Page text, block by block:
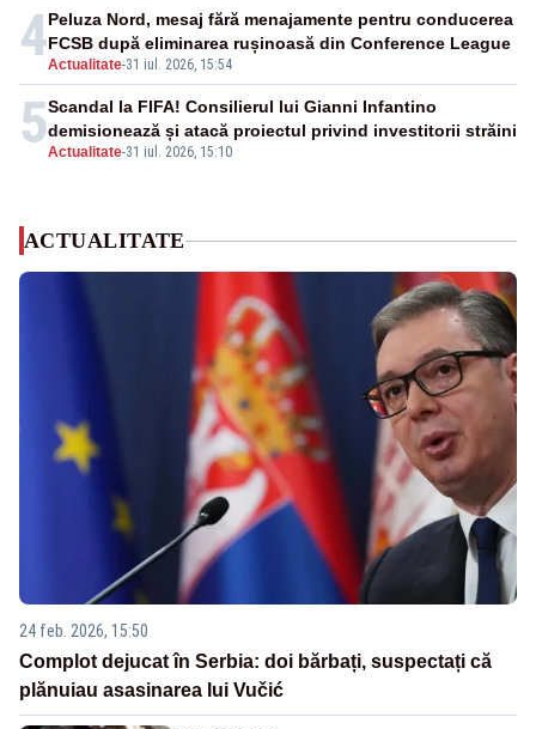
4Actualitate-31 iul. 2026, 15:54
Peluza Nord, mesaj fără menajamente pentru conducerea
FCSB după eliminarea rușinoasă din Conference League
5Actualitate-31 iul. 2026, 15:10
Scandal la FIFA! Consilierul lui Gianni Infantino
demisionează și atacă proiectul privind investitorii străini
ACTUALITATE
24 feb. 2026, 15:50
Complot dejucat în Serbia: doi bărbați, suspectați că
plănuiau asasinarea lui Vučić